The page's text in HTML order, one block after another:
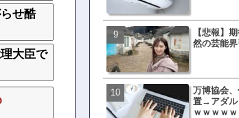
せ酷
大臣で
【悲報】
然の芸能
万博協会
置→アダル
ｗｗｗｗ